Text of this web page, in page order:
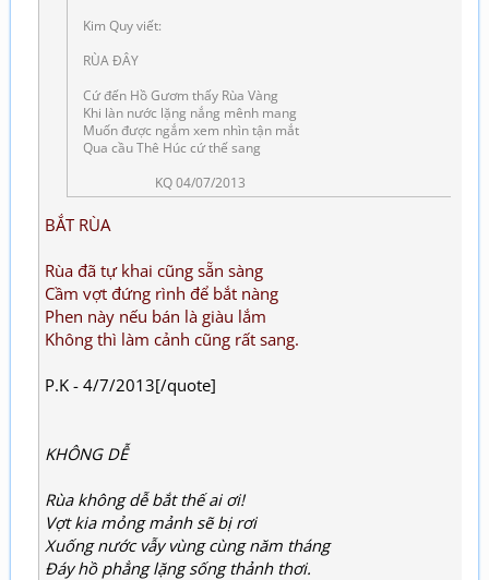
Kim Quy viết:
RÙA ĐÂY
Cứ đến Hồ Gươm thấy Rùa Vàng
Khi làn nước lặng nắng mênh mang
Muốn được ngắm xem nhìn tận mắt
Qua cầu Thê Húc cứ thế sang
KQ 04/07/2013
BẮT RÙA
Rùa đã tự khai cũng sẵn sàng
Cầm vợt đứng rình để bắt nàng
Phen này nếu bán là giàu lắm
Không thì làm cảnh cũng rất sang.
P.K - 4/7/2013[/quote]
KHÔNG DỄ
Rùa không dễ bắt thế ai ơi!
Vợt kia mỏng mảnh sẽ bị rơi
Xuống nước vẫy vùng cùng năm tháng
Đáy hồ phẳng lặng sống thảnh thơi.